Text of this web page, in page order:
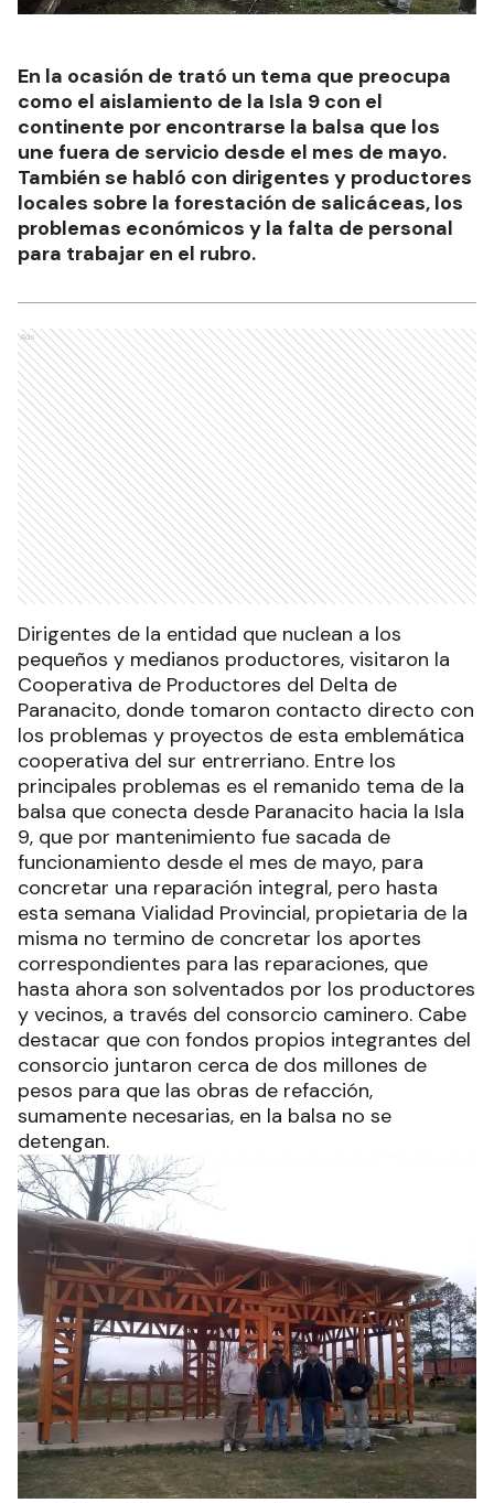
En la ocasión de trató un tema que preocupa
como el aislamiento de la Isla 9 con el
continente por encontrarse la balsa que los
une fuera de servicio desde el mes de mayo.
También se habló con dirigentes y productores
locales sobre la forestación de salicáceas, los
problemas económicos y la falta de personal
para trabajar en el rubro.
Ads
Dirigentes de la entidad que nuclean a los
pequeños y medianos productores, visitaron la
Cooperativa de Productores del Delta de
Paranacito, donde tomaron contacto directo con
los problemas y proyectos de esta emblemática
cooperativa del sur entrerriano. Entre los
principales problemas es el remanido tema de la
balsa que conecta desde Paranacito hacia la Isla
9, que por mantenimiento fue sacada de
funcionamiento desde el mes de mayo, para
concretar una reparación integral, pero hasta
esta semana Vialidad Provincial, propietaria de la
misma no termino de concretar los aportes
correspondientes para las reparaciones, que
hasta ahora son solventados por los productores
y vecinos, a través del consorcio caminero. Cabe
destacar que con fondos propios integrantes del
consorcio juntaron cerca de dos millones de
pesos para que las obras de refacción,
sumamente necesarias, en la balsa no se
detengan.